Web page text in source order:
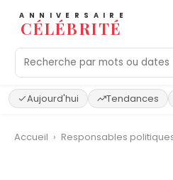
ANNIVERSAIRE
CÉLÉBRITÉ
Aujourd'hui Tendances
Accueil › Responsables